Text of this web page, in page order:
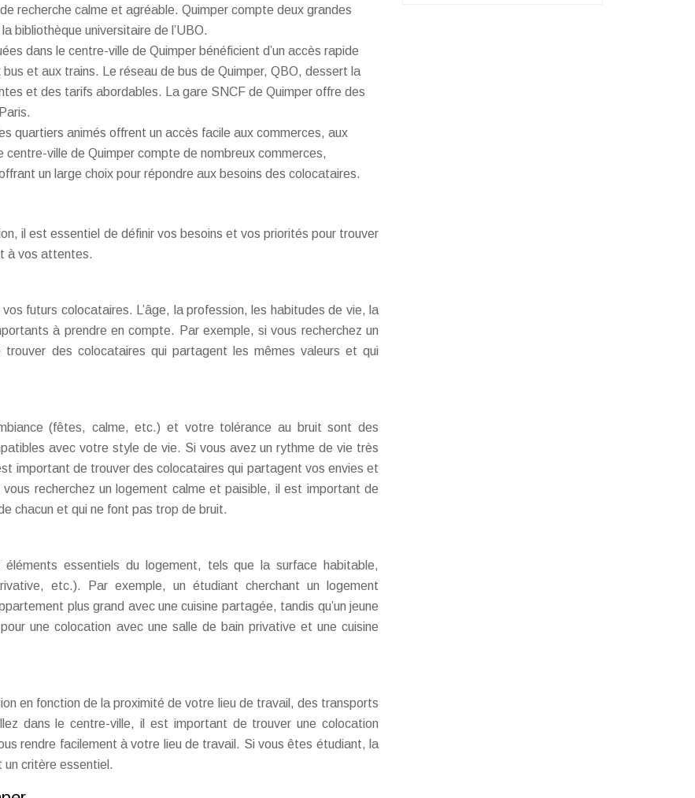
recherche calme et agréable. Quimper compte deux grandes
bibliothèque universitaire de l’UBO.
dans le centre-ville de Quimper bénéficient d’un accès rapide
et aux trains. Le réseau de bus de Quimper, QBO, dessert la
et des tarifs abordables. La gare SNCF de Quimper offre des
quartiers animés offrent un accès facile aux commerces, aux
ville de Quimper compte de nombreux commerces,
un large choix pour répondre aux besoins des colocataires.
il est essentiel de définir vos besoins et vos priorités pour trouver
à vos attentes.
futurs colocataires. L’âge, la profession, les habitudes de vie, la
à prendre en compte. Par exemple, si vous recherchez un
des colocataires qui partagent les mêmes valeurs et qui
(fêtes, calme, etc.) et votre tolérance au bruit sont des
avec votre style de vie. Si vous avez un rythme de vie très
important de trouver des colocataires qui partagent vos envies et
recherchez un logement calme et paisible, il est important de
chacun et qui ne font pas trop de bruit.
essentiels du logement, tels que la surface habitable,
etc.). Par exemple, un étudiant cherchant un logement
plus grand avec une cuisine partagée, tandis qu’un jeune
une colocation avec une salle de bain privative et une cuisine
en fonction de la proximité de votre lieu de travail, des transports
dans le centre-ville, il est important de trouver une colocation
rendre facilement à votre lieu de travail. Si vous êtes étudiant, la
critère essentiel.